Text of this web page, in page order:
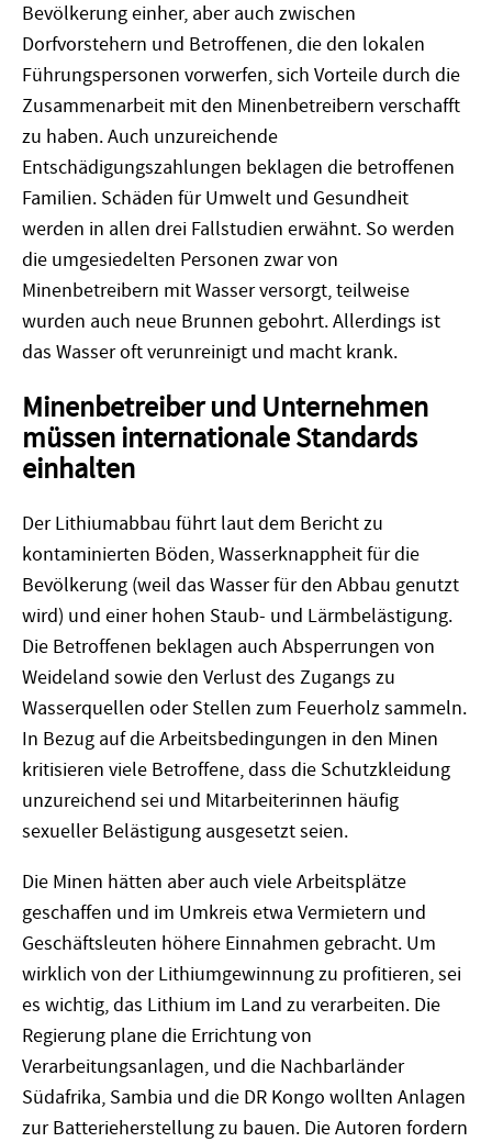
Bevölkerung einher, aber auch zwischen
Dorfvorstehern und Betroffenen, die den lokalen
Führungspersonen vorwerfen, sich Vorteile durch die
Zusammenarbeit mit den Minenbetreibern verschafft
zu haben. Auch unzureichende
Entschädigungszahlungen beklagen die betroffenen
Familien. Schäden für Umwelt und Gesundheit
werden in allen drei Fallstudien erwähnt. So werden
die umgesiedelten Personen zwar von
Minenbetreibern mit Wasser versorgt, teilweise
wurden auch neue Brunnen gebohrt. Allerdings ist
das Wasser oft verunreinigt und macht krank.
Minenbetreiber und Unternehmen
müssen internationale Standards
einhalten
Der Lithiumabbau führt laut dem Bericht zu
kontaminierten Böden, Wasserknappheit für die
Bevölkerung (weil das Wasser für den Abbau genutzt
wird) und einer hohen Staub- und Lärmbelästigung.
Die Betroffenen beklagen auch Absperrungen von
Weideland sowie den Verlust des Zugangs zu
Wasserquellen oder Stellen zum Feuerholz sammeln.
In Bezug auf die Arbeitsbedingungen in den Minen
kritisieren viele Betroffene, dass die Schutzkleidung
unzureichend sei und Mitarbeiterinnen häufig
sexueller Belästigung ausgesetzt seien.
Die Minen hätten aber auch viele Arbeitsplätze
geschaffen und im Umkreis etwa Vermietern und
Geschäftsleuten höhere Einnahmen gebracht. Um
wirklich von der Lithiumgewinnung zu profitieren, sei
es wichtig, das Lithium im Land zu verarbeiten. Die
Regierung plane die Errichtung von
Verarbeitungsanlagen, und die Nachbarländer
Südafrika, Sambia und die DR Kongo wollten Anlagen
zur Batterieherstellung zu bauen. Die Autoren fordern